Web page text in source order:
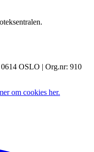
OSLO | Org.nr: 910
om cookies her.